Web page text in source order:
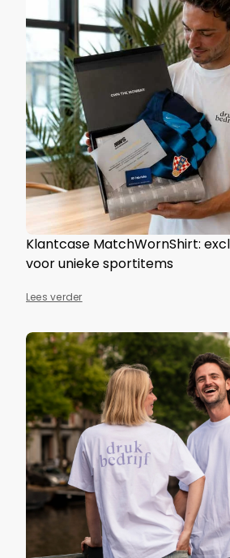
Klantcase MatchWornShirt:
voor unieke sportitems
Lees verder